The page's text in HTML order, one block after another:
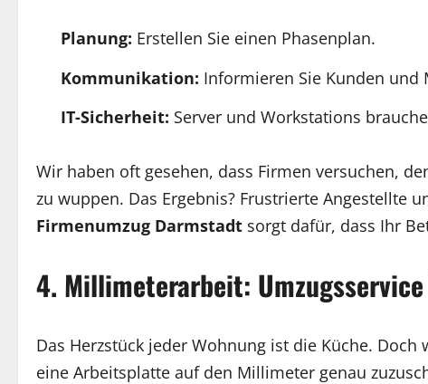
Planung: Erstellen Sie einen Phasenplan.
Kommunikation: Informieren Sie Kunden
IT-Sicherheit: Server und Workstations
Wir haben oft gesehen, dass Firmen versuchen,
zu wuppen. Das Ergebnis? Frustrierte Angestellte
Firmenumzug Darmstadt sorgt dafür, dass Ihr
4. Millimeterarbeit:
Das Herzstück jeder Wohnung ist die Küche.
eine Arbeitsplatte auf den Millimeter genau